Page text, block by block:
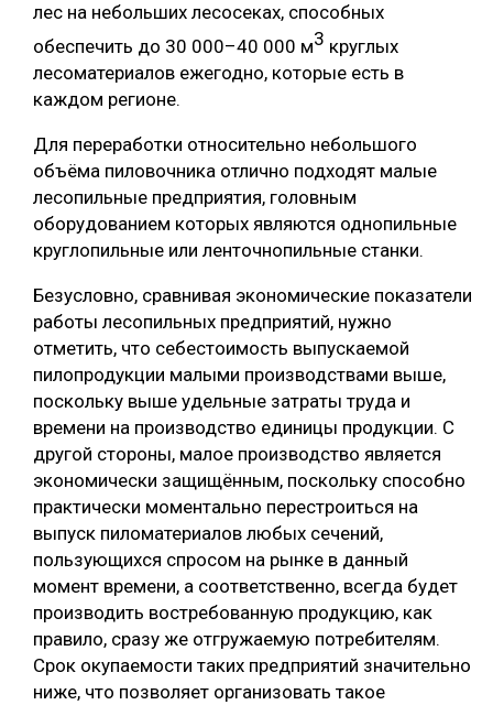
лес на небольших лесосеках, способных
обеспечить до 30 000–40 000 м3 круглых
лесоматериалов ежегодно, которые есть в
каждом регионе.
Для переработки относительно небольшого
объёма пиловочника отлично подходят малые
лесопильные предприятия, головным
оборудованием которых являются однопильные
круглопильные или ленточнопильные станки.
Безусловно, сравнивая экономические показатели
работы лесопильных предприятий, нужно
отметить, что себестоимость выпускаемой
пилопродукции малыми производствами выше,
поскольку выше удельные затраты труда и
времени на производство единицы продукции. С
другой стороны, малое производство является
экономически защищённым, поскольку способно
практически моментально перестроиться на
выпуск пиломатериалов любых сечений,
пользующихся спросом на рынке в данный
момент времени, а соответственно, всегда будет
производить востребованную продукцию, как
правило, сразу же отгружаемую потребителям.
Срок окупаемости таких предприятий значительно
ниже, что позволяет организовать такое